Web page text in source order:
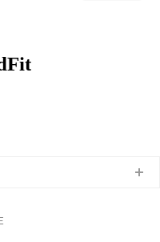
이스에 딱 맞
(키보드의 긴